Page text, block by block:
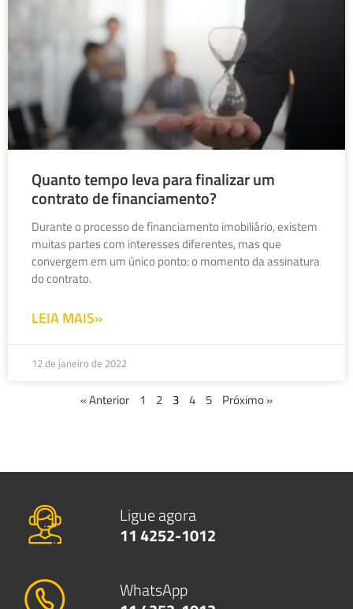
Quanto tempo leva para finalizar um
contrato de financiamento?
Durante o processo de financiamento imobiliário, existem
muitas partes com interesses diferentes, mas que
convergem em um único ponto: o momento da assinatura
do contrato.
LEIA MAIS»
12 de janeiro de 2022
« Anterior 1 2 3 4 5 Próximo »
Ligue agora
11 4252-1012
WhatsApp